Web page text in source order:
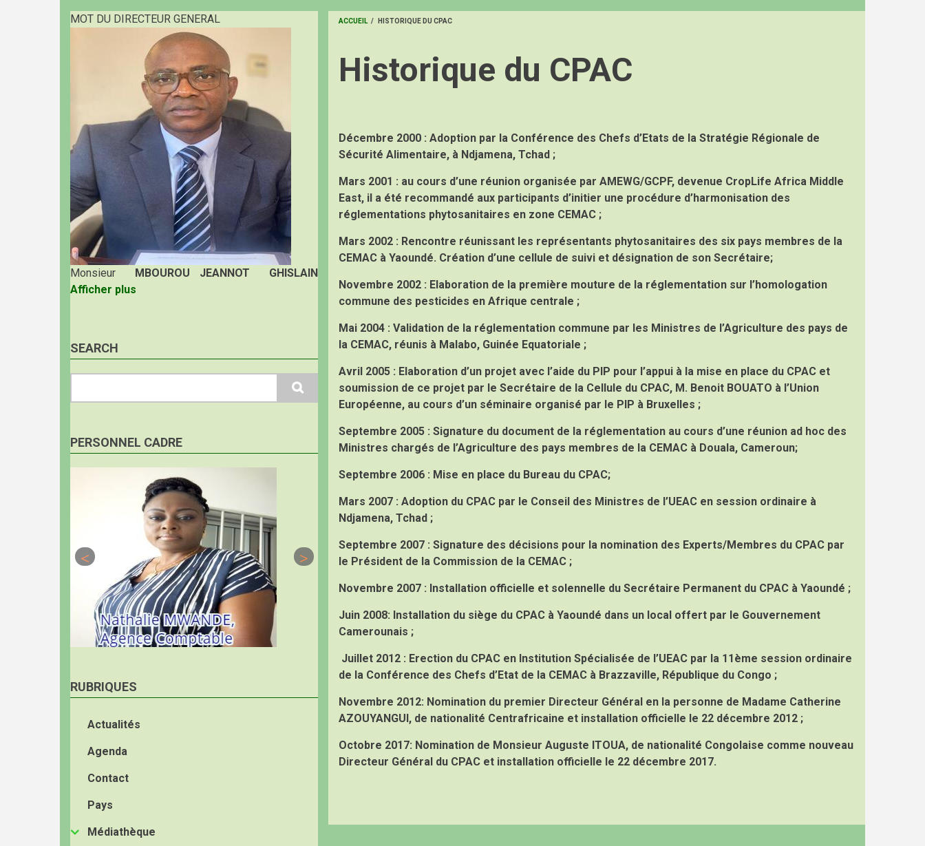
MOT DU DIRECTEUR GENERAL
Monsieur
MBOUROU JEANNOT GHISLAIN
Afficher plus
SEARCH
PERSONNEL CADRE
RUBRIQUES
Actualités
Agenda
Contact
Pays
Médiathèque
D'ARIANE
ACCUEIL / HISTORIQUE DU CPAC
Historique du CPAC
Décembre 2000 : Adoption par la Conférence des Chefs d’Etats de la Stratégie Régionale de
Sécurité Alimentaire, à Ndjamena, Tchad ;
Mars 2001 : au cours d’une réunion organisée par AMEWG/GCPF, devenue CropLife Africa Middle
East, il a été recommandé aux participants d’initier une procédure d’harmonisation des
réglementations phytosanitaires en zone CEMAC ;
Mars 2002 : Rencontre réunissant les représentants phytosanitaires des six pays membres de la
CEMAC à Yaoundé. Création d’une cellule de suivi et désignation de son Secrétaire;
Novembre 2002 : Elaboration de la première mouture de la réglementation sur l’homologation
commune des pesticides en Afrique centrale ;
Mai 2004 : Validation de la réglementation commune par les Ministres de l’Agriculture des pays de
la CEMAC, réunis à Malabo, Guinée Equatoriale ;
Avril 2005 : Elaboration d’un projet avec l’aide du PIP pour l’appui à la mise en place du CPAC et
soumission de ce projet par le Secrétaire de la Cellule du CPAC, M. Benoit BOUATO à l’Union
Européenne, au cours d’un séminaire organisé par le PIP à Bruxelles ;
Septembre 2005 : Signature du document de la réglementation au cours d’une réunion ad hoc des
Ministres chargés de l’Agriculture des pays membres de la CEMAC à Douala, Cameroun;
Septembre 2006 : Mise en place du Bureau du CPAC;
Mars 2007 : Adoption du CPAC par le Conseil des Ministres de l’UEAC en session ordinaire à
Ndjamena, Tchad ;
Septembre 2007 : Signature des décisions pour la nomination des Experts/Membres du CPAC par
le Président de la Commission de la CEMAC ;
Novembre 2007 : Installation officielle et solennelle du Secrétaire Permanent du CPAC à Yaoundé ;
Juin 2008: Installation du siège du CPAC à Yaoundé dans un local offert par le Gouvernement
Camerounais ;
Juillet 2012 : Erection du CPAC en Institution Spécialisée de l’UEAC par la 11ème session ordinaire
de la Conférence des Chefs d’Etat de la CEMAC à Brazzaville, République du Congo ;
Novembre 2012: Nomination du premier Directeur Général en la personne de Madame Catherine
AZOUYANGUI, de nationalité Centrafricaine et installation officielle le 22 décembre 2012 ;
Octobre 2017: Nomination de Monsieur Auguste ITOUA, de nationalité Congolaise comme nouveau
Directeur Général du CPAC et installation officielle le 22 décembre 2017.